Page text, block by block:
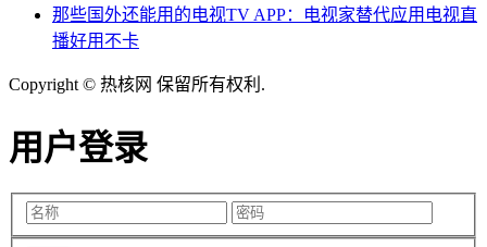
那些国外还能用的电视TV APP：电视家替代应用电视直
播好用不卡
Copyright © 热核网 保留所有权利.
用户登录